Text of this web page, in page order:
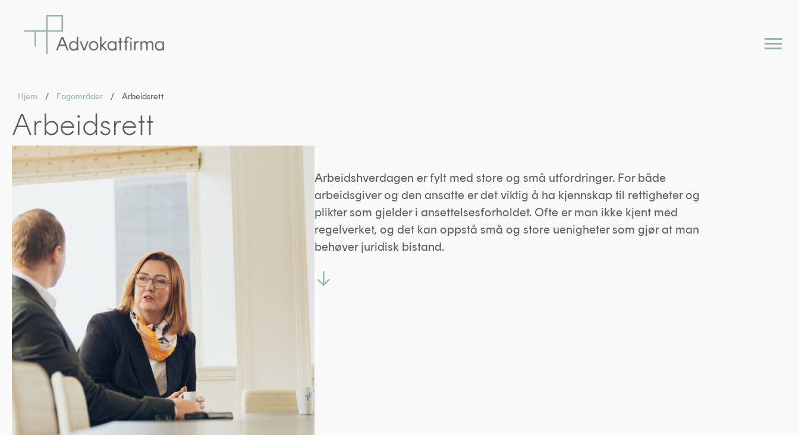
Hjem / Fagområder / Arbeidsrett
Arbeidsrett
Arbeidshverdagen er fylt med store og små utfordringer. For både
arbeidsgiver og den ansatte er det viktig å ha kjennskap til rettigheter og
plikter som gjelder i ansettelsesforholdet. Ofte er man ikke kjent med
regelverket, og det kan oppstå små og store uenigheter som gjør at man
behøver juridisk bistand.